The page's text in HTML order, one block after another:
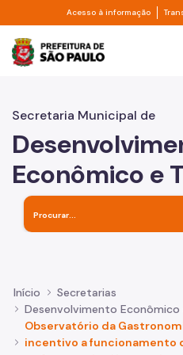
Pular para o Conteúdo
Acesso à informação
Prefeitura de
Secretaria Municipal de
Econômico e
Início
Secretarias
Desenvolvimento Econômico
Observatório da
incentivo a funcionamento